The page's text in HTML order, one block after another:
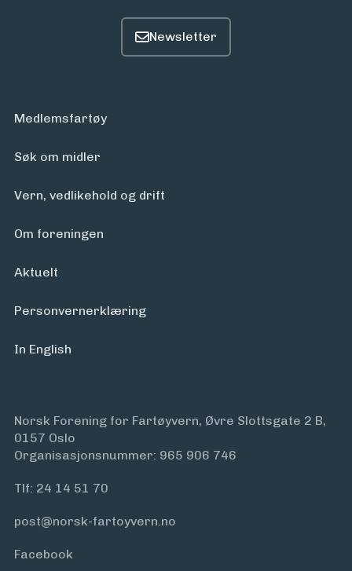
Medlemsfartøy
Søk om midler
Vern, vedlikehold og drift
Om foreningen
Aktuelt
Personvern­erklæring
In English
Norsk Forening for Fartøyvern, Øvre Slottsgate 2 B,
0157 Oslo
Organisasjonsnummer: 965 906 746
Tlf: 24 14 51 70
post@norsk-fartoyvern.no
Facebook